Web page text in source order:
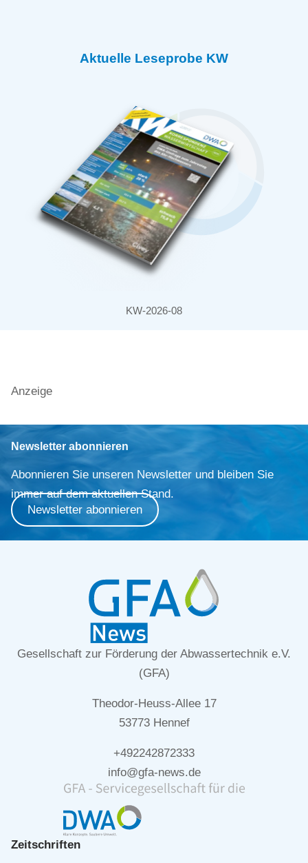
Aktuelle Leseprobe KW
KW-2026-08
Anzeige
Newsletter abonnieren
Abonnieren Sie unseren Newsletter und bleiben Sie
immer auf dem aktuellen Stand.
Newsletter abonnieren
Gesellschaft zur Förderung der Abwassertechnik e.V.
(GFA)
Theodor-Heuss-Allee 17
53773 Hennef
+492242872333
info@gfa-news.de
Zeitschriften